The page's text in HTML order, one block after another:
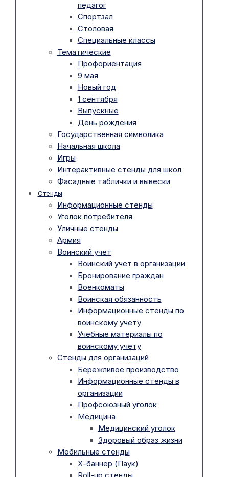
педагог
Спортзал
Столовая
Специальные классы
Тематические
Профориентация
9 мая
Новый год
1 сентября
Выпускные
День рождения
Государственная символика
Начальная школа
Игры
Интерактивные стенды для школ
Фасадные таблички и вывески
Стенды
Информационные стенды
Уголок потребителя
Уличные стенды
Армия
Воинский учет
Воинский учет в организации
Бронирование граждан
Военкоматы
Воинская обязанность
Информационные стенды по
воинскому учету
Учебные материалы по
воинскому учету
Стенды для организаций
Бережливое производство
Информационные стенды в
организации
Профсоюзный уголок
Медицина
Медицинский уголок
Здоровый образ жизни
Мобильные стенды
Х-баннер (Паук)